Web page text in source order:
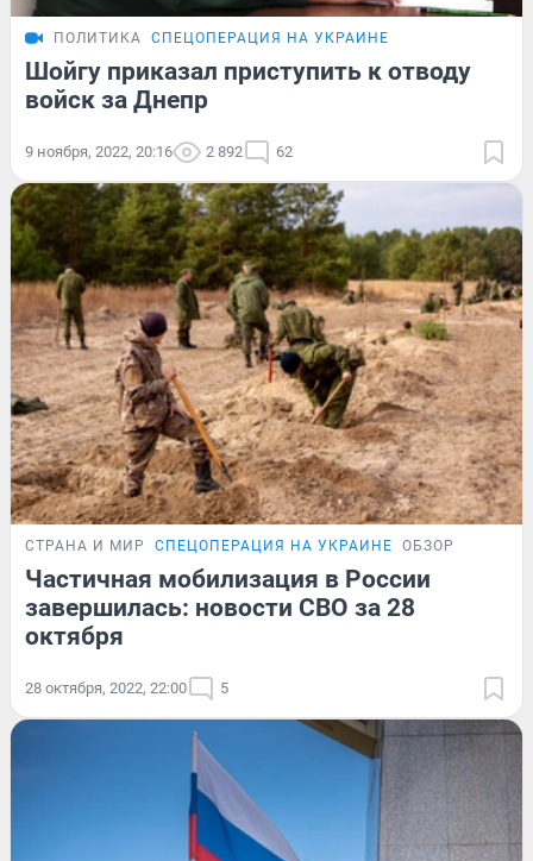
ПОЛИТИКА СПЕЦОПЕРАЦИЯ НА УКРАИНЕ
Шойгу приказал приступить к отводу
войск за Днепр
9 ноября, 2022, 20:16 2 892 62
СТРАНА И МИР СПЕЦОПЕРАЦИЯ НА УКРАИНЕ ОБЗОР
Частичная мобилизация в России
завершилась: новости СВО за 28
октября
28 октября, 2022, 22:00 5